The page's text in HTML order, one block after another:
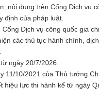
nội dung trên Cổng Dịch vụ
định của pháp luật.
Dịch vụ công quốc gia
các thủ tục hành chính,
ngày 20/7/2026.
11/10/2021 của Thủ tướng
hiệu lực thi hành kể từ ngày